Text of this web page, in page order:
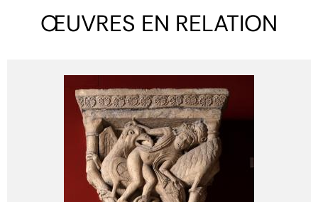
ŒUVRES EN RELATION